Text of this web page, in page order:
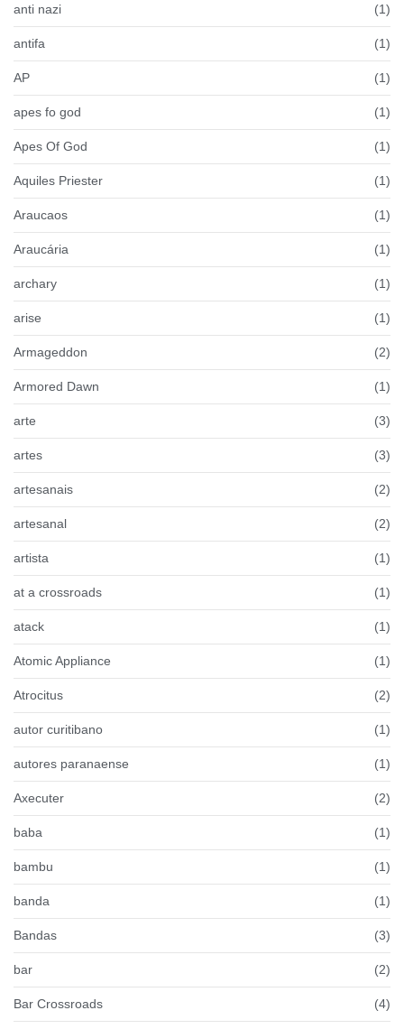
anti nazi (1)
antifa (1)
AP (1)
apes fo god (1)
Apes Of God (1)
Aquiles Priester (1)
Araucaos (1)
Araucária (1)
archary (1)
arise (1)
Armageddon (2)
Armored Dawn (1)
arte (3)
artes (3)
artesanais (2)
artesanal (2)
artista (1)
at a crossroads (1)
atack (1)
Atomic Appliance (1)
Atrocitus (2)
autor curitibano (1)
autores paranaense (1)
Axecuter (2)
baba (1)
bambu (1)
banda (1)
Bandas (3)
bar (2)
Bar Crossroads (4)